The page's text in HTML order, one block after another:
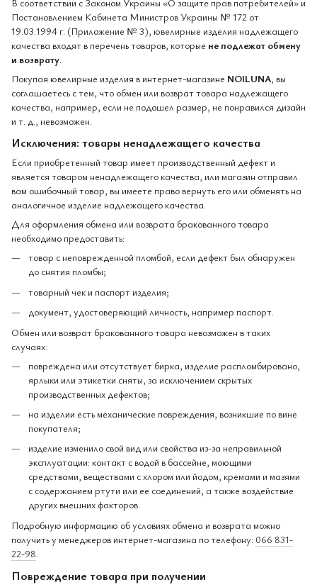
Постановлением Кабинета Министров Украины № 172 от
19.03.1994 г. (Приложение № 3), ювелирные изделия надлежащего
качества входят в перечень товаров, которые не подлежат обмену
и возврату
Покупая ювелирные изделия в интернет-магазине NOILUNA, вы
соглашаетесь с тем, что обмен или возврат товара надлежащего
качества, например, если не подошел размер, не понравился дизайн
и т. д., невозможен.
Исключения: товары ненадлежащего качества
Если приобретенный товар имеет производственный дефект и
является товаром ненадлежащего качества, или магазин отправил
вам ошибочный товар, вы имеете право вернуть его или обменять на
аналогичное изделие надлежащего качества.
Для оформления обмена или возврата бракованного товара
необходимо предоставить:
товар с неповрежденной пломбой, если дефект был обнаружен
до снятия пломбы;
товарный чек и паспорт изделия;
документ, удостоверяющий личность, например паспорт.
Обмен или возврат бракованного товара невозможен в таких
случаях:
повреждена или отсутствует бирка, изделие распломбировано,
ярлыки или этикетки сняты, за исключением скрытых
производственных дефектов;
на изделии есть механические повреждения, возникшие по вине
покупателя;
изделие изменило свой вид или свойства из-за неправильной
эксплуатации: контакт с водой в бассейне, моющими
средствами, веществами с хлором или йодом, кремами и мазями
с содержанием ртути или ее соединений, а также воздействие
других внешних факторов.
Подробную информацию об условиях обмена и возврата можно
получить у менеджеров интернет-магазина по телефону: 066 831-
22-98
Повреждение товара при получении